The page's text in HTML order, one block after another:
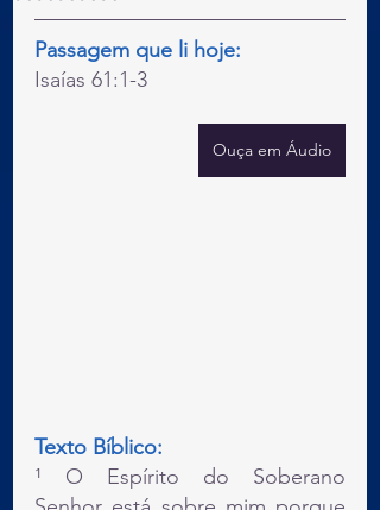
Passagem que li hoje:
Isaías 61:1-3
Ouça em Áudio
Texto Bíblico:
¹ O Espírito do Soberano